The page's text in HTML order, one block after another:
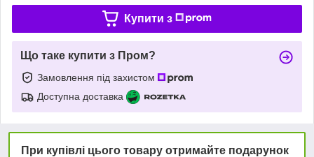
Купити з
Що таке купити з Пром?
Замовлення під захистом
Доступна доставка
При купівлі цього товару отримайте подарунок